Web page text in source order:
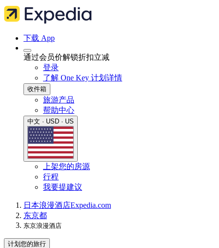
下载 App
通过会员价解锁折扣立减
登录
了解 One Key 计划详情
收件箱
旅游产品
帮助中心
中文 · USD · US
上架您的房源
行程
我要提建议
日本浪漫酒店Expedia.com
东京都
东京浪漫酒店​
计划您的旅行